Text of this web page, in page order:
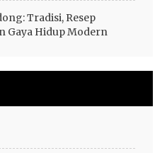
Tradisi, Resep
Gaya Hidup Modern